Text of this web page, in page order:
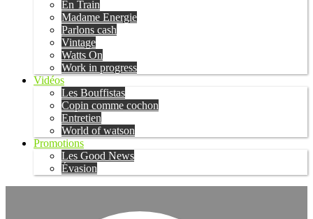
En Train
Madame Energie
Parlons cash
Vintage
Watts On
Work in progress
Vidéos
Les Bouffistas
Copin comme cochon
Entretien
World of watson
Promotions
Les Good News
Évasion